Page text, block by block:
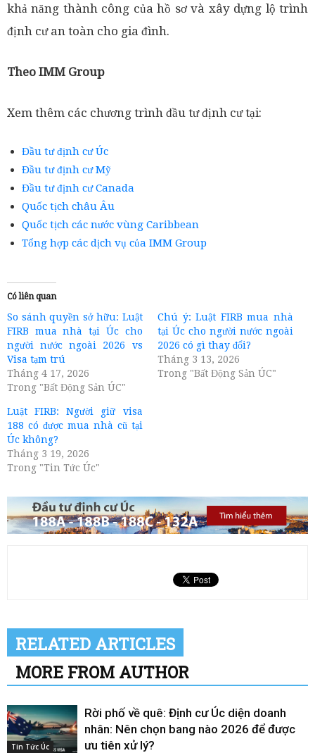
khả năng thành công của hồ sơ và xây dựng lộ trình
định cư an toàn cho gia đình.
Theo IMM Group
Xem thêm các chương trình đầu tư định cư tại:
Đầu tư định cư Úc
Đầu tư định cư Mỹ
Đầu tư định cư Canada
Quốc tịch châu Âu
Quốc tịch các nước vùng Caribbean
Tổng hợp các dịch vụ của IMM Group
Có liên quan
So sánh quyền sở hữu: Luật
FIRB mua nhà tại Úc cho
người nước ngoài 2026 vs
Visa tạm trú
Tháng 4 17, 2026
Trong "Bất Động Sản ÚC"
Chú ý: Luật FIRB mua nhà
tại Úc cho người nước ngoài
2026 có gì thay đổi?
Tháng 3 13, 2026
Trong "Bất Động Sản ÚC"
Luật FIRB: Người giữ visa
188 có được mua nhà cũ tại
Úc không?
Tháng 3 19, 2026
Trong "Tin Tức Úc"
RELATED ARTICLES
MORE FROM AUTHOR
Tin Tức Úc
Rời phố về quê: Định cư Úc diện doanh
nhân: Nên chọn bang nào 2026 để được
ưu tiên xử lý?